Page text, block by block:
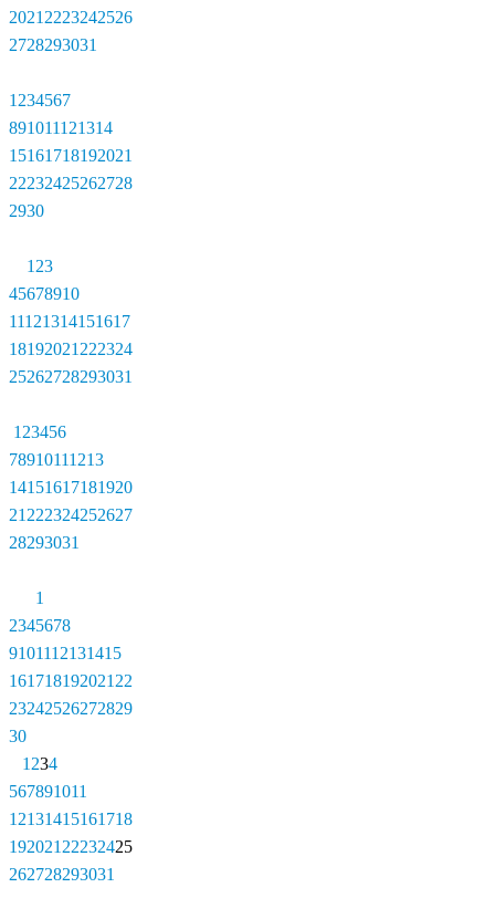
2021 2223242526
2728293031
1 234567
891011121314
15161718192021
22232425262728
2930
1 23
45678910
11121314151617
18192021 222324
25262728293031
1 23456
78910111213
14151617181920
21 222324252627
28293031
1
2345678
9101112131415
161718192021 22
23242526272829
30
1 234
567891011
12131415161718
192021 22232425
262728293031